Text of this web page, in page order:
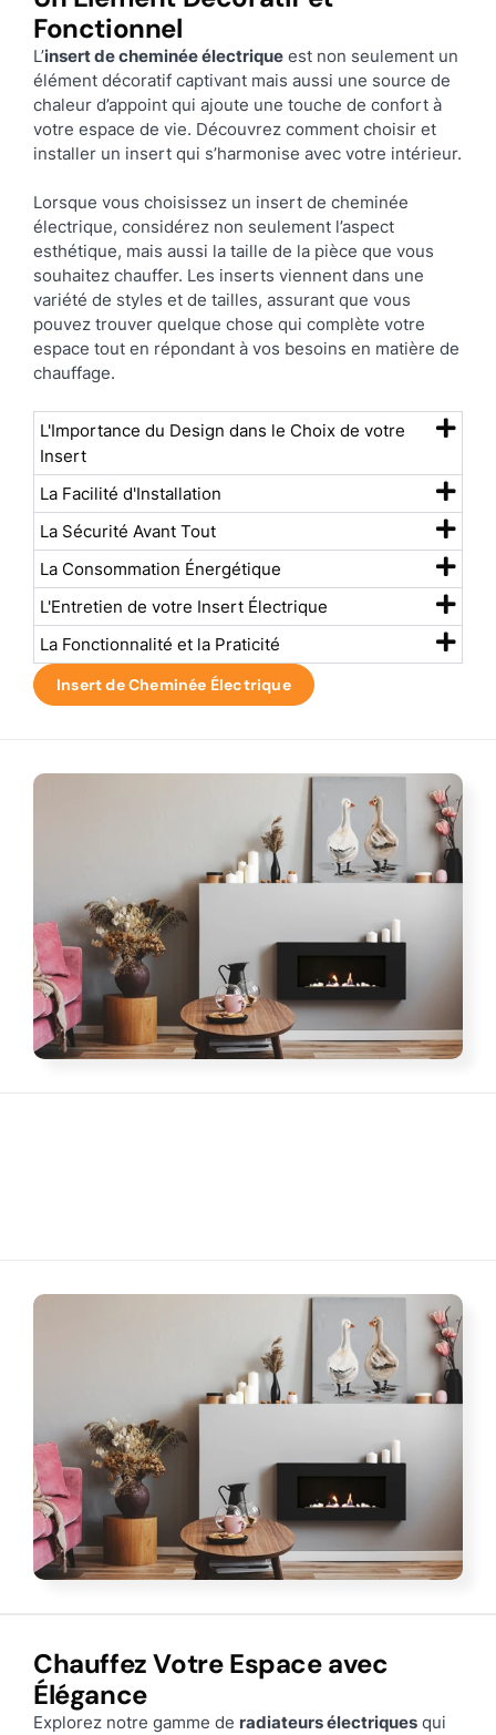
Fonctionnel
L’insert de cheminée électrique est non seulement un
élément décoratif captivant mais aussi une source de
chaleur d’appoint qui ajoute une touche de confort à
votre espace de vie. Découvrez comment choisir et
installer un insert qui s’harmonise avec votre intérieur.
Lorsque vous choisissez un insert de cheminée
électrique, considérez non seulement l’aspect
esthétique, mais aussi la taille de la pièce que vous
souhaitez chauffer. Les inserts viennent dans une
variété de styles et de tailles, assurant que vous
pouvez trouver quelque chose qui complète votre
espace tout en répondant à vos besoins en matière de
chauffage.
L'Importance du Design dans le Choix de votre
Insert
La Facilité d'Installation
La Sécurité Avant Tout
La Consommation Énergétique
L'Entretien de votre Insert Électrique
La Fonctionnalité et la Praticité
Insert de Cheminée Électrique
Chauffez Votre Espace avec
Élégance
Explorez notre gamme de radiateurs électriques qui